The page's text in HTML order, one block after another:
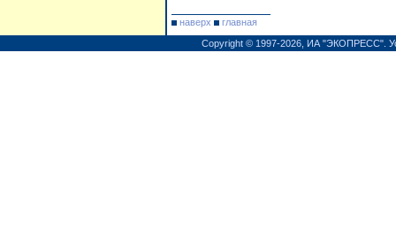
наверх
главная
Copyright © 1997-2026, ИА "ЭКОПРЕСС".